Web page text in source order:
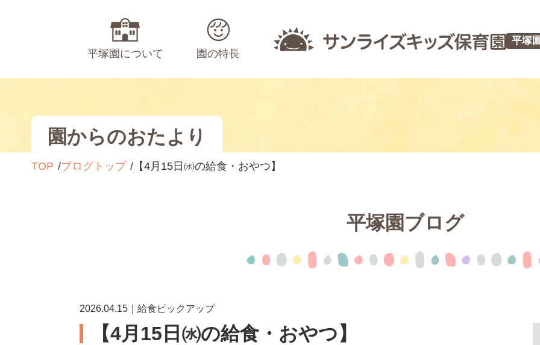
平塚園について 園の特長
平塚
園からのおたより
TOP ブログトップ 【4月15日㈬の給食・おやつ】
平塚園ブログ
2026.04.15｜給食ピックアップ
【4月15日㈬の給食・おやつ】